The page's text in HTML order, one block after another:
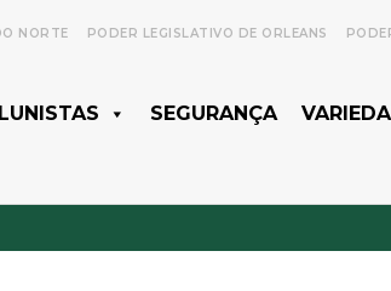
NORTE PODER LEGISLATIVO DE ORLEANS
SEGURANÇA